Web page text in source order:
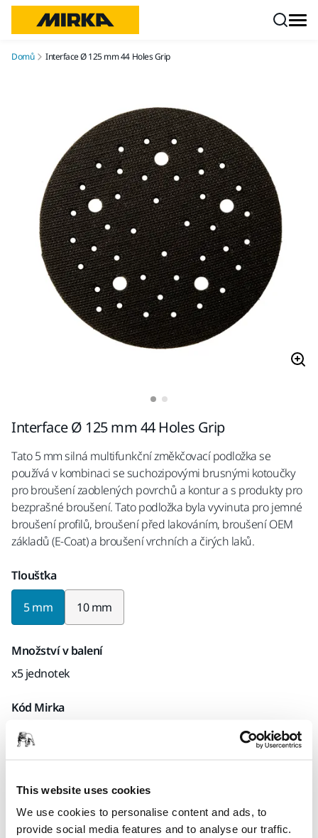
This website uses cookies
We use cookies to personalise content and ads, to
provide social media features and to analyse our traffic.
Domů Interface Ø 125 mm 44 Holes Grip
Interface Ø 125 mm 44 Holes Grip
Tato 5 mm silná multifunkční změkčovací podložka se
používá v kombinaci se suchozipovými brusnými kotoučky
pro broušení zaoblených povrchů a kontur a s produkty pro
bezprašné broušení. Tato podložka byla vyvinuta pro jemné
broušení profilů, broušení před lakováním, broušení OEM
základů (E-Coat) a broušení vrchních a čirých laků.
Tloušťka
5 mm 10 mm
Množství v balení
x5 jednotek
Kód Mirka
8295550111
Informace o produktu
Technické údaje